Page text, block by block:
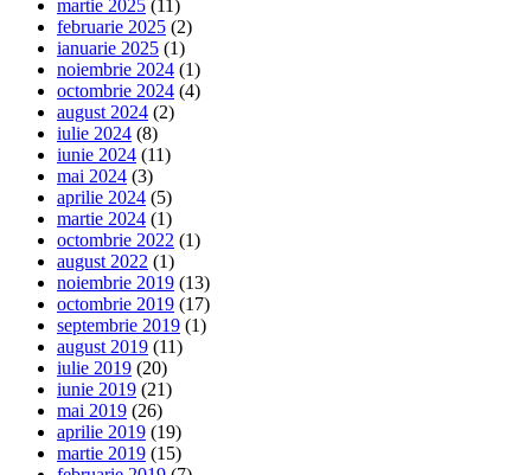
martie 2025 (11)
februarie 2025 (2)
ianuarie 2025 (1)
noiembrie 2024 (1)
octombrie 2024 (4)
august 2024 (2)
iulie 2024 (8)
iunie 2024 (11)
mai 2024 (3)
aprilie 2024 (5)
martie 2024 (1)
octombrie 2022 (1)
august 2022 (1)
noiembrie 2019 (13)
octombrie 2019 (17)
septembrie 2019 (1)
august 2019 (11)
iulie 2019 (20)
iunie 2019 (21)
mai 2019 (26)
aprilie 2019 (19)
martie 2019 (15)